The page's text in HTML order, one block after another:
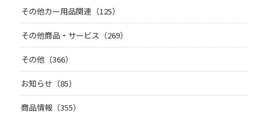
その他カー用品関連（125）
その他商品・サービス（269）
その他（366）
お知らせ（85）
商品情報（355）